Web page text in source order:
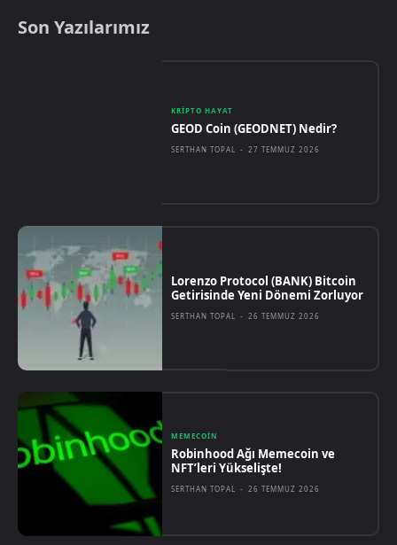
Son Yazılarımız
KRIPTO HAYAT
GEOD Coin (GEODNET) Nedir?
SERTHAN TOPAL - 27 TEMMUZ 2026
Lorenzo Protocol (BANK) Bitcoin
Getirisinde Yeni Dönemi Zorluyor
SERTHAN TOPAL - 26 TEMMUZ 2026
MEMECOIN
Robinhood Ağı Memecoin ve
NFT’leri Yükselişte!
SERTHAN TOPAL - 26 TEMMUZ 2026